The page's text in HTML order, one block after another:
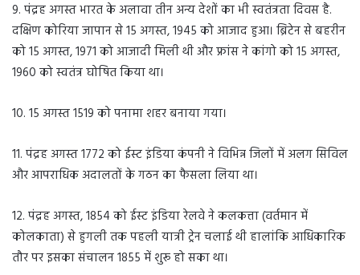
9. पंद्रह अगस्त भारत के अलावा तीन अन्य देशों का भी स्वतंत्रता दिवस है.
दक्षिण कोरिया जापान से 15 अगस्त, 1945 को आजाद हुआ। ब्रिटेन से बहरीन
को 15 अगस्त, 1971 को आजादी मिली थी और फ्रांस ने कांगो को 15 अगस्त,
1960 को स्वतंत्र घोषित किया था।
10. 15 अगस्त 1519 को पनामा शहर बनाया गया।
11. पंद्रह अगस्त 1772 को ईस्ट इंडिया कंपनी ने विभिन्न जिलों में अलग सिविल
और आपराधिक अदालतों के गठन का फैसला लिया था।
12. पंद्रह अगस्त, 1854 को ईस्ट इंडिया रेलवे ने कलकत्ता (वर्तमान में
कोलकाता) से हुगली तक पहली यात्री ट्रेन चलाई थी हालांकि आधिकारिक
तौर पर इसका संचालन 1855 में शुरू हो सका था।